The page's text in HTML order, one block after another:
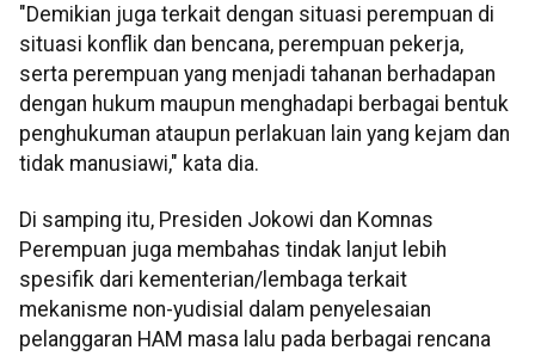
"Demikian juga terkait dengan situasi perempuan di
situasi konflik dan bencana, perempuan pekerja,
serta perempuan yang menjadi tahanan berhadapan
dengan hukum maupun menghadapi berbagai bentuk
penghukuman ataupun perlakuan lain yang kejam dan
tidak manusiawi," kata dia.
Di samping itu, Presiden Jokowi dan Komnas
Perempuan juga membahas tindak lanjut lebih
spesifik dari kementerian/lembaga terkait
mekanisme non-yudisial dalam penyelesaian
pelanggaran HAM masa lalu pada berbagai rencana